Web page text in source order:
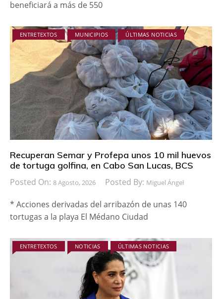
beneficiará a más de 550
ENTRETEXTOS MUNICIPIOS ÚLTIMAS NOTICIAS
Recuperan Semar y Profepa unos 10 mil huevos
de tortuga golfina, en Cabo San Lucas, BCS
Posted On: 8 Agosto, 2026 Posted By: Miguel Ángel
* Acciones derivadas del arribazón de unas 140
tortugas a la playa El Médano Ciudad
ENTRETEXTOS NOTICIAS ÚLTIMAS NOTICIAS